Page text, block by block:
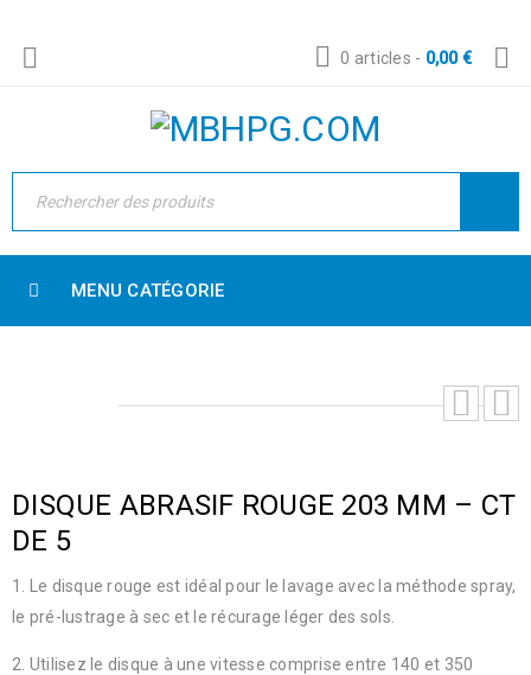
0 articles - 0,00€
MENU CATÉGORIE
DISQUE ABRASIF ROUGE 203 MM – CT
DE 5
1. Le disque rouge est idéal pour le lavage avec la méthode spray,
le pré-lustrage à sec et le récurage léger des sols.
2. Utilisez le disque à une vitesse comprise entre 140 et 350